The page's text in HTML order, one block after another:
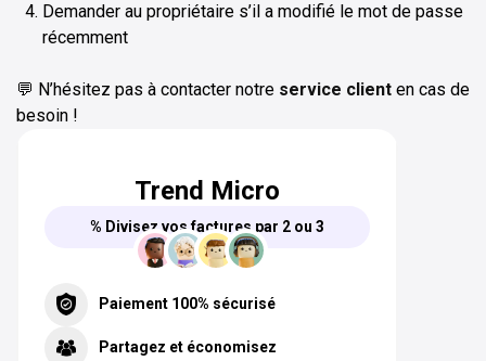
Demander au propriétaire s’il a modifié le mot de passe
récemment
💬 N’hésitez pas à contacter notre service client en cas de
besoin !
Trend Micro
% Divisez vos factures par 2 ou 3
Paiement 100% sécurisé
Partagez et économisez